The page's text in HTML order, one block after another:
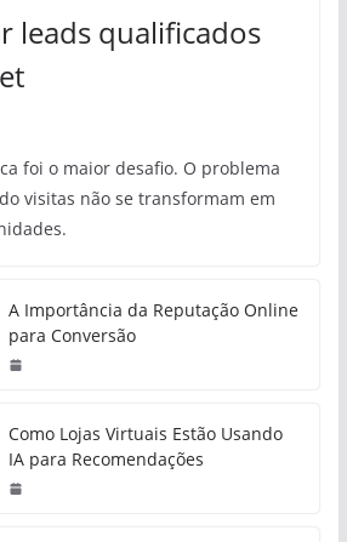
leads qualificados
foi o maior desafio. O problema
visitas não se transformam em
A Importância da Reputação Online
para Conversão
Como Lojas Virtuais Estão Usando
IA para Recomendações